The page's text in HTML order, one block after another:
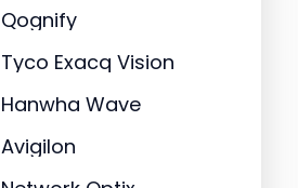
Qognify
Tyco Exacq Vision
Hanwha Wave
Avigilon